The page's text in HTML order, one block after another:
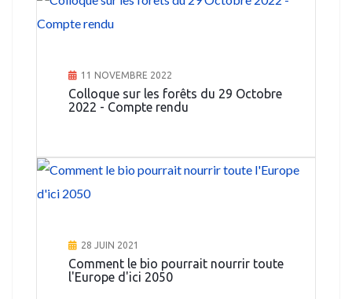
11 NOVEMBRE 2022
Colloque sur les forêts du 29 Octobre
2022 - Compte rendu
28 JUIN 2021
Comment le bio pourrait nourrir toute
l'Europe d'ici 2050